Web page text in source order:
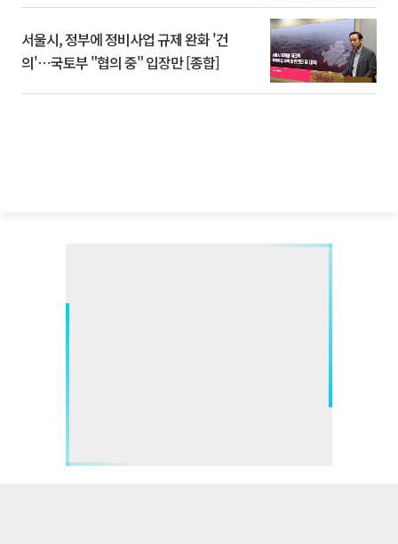
서울시, 정부에 정비사업 규제 완화 '건
의'⋯국토부 "협의 중" 입장만 [종합]